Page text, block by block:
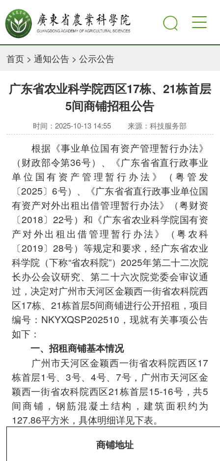
首页 >通知公告 >公示公告
广东省农业科学院西区17栋、21栋首层
5间商铺招租公告
时间：2025-10-13 14:55 来源：科技服务部
根据《事业单位国有资产管理暂行办法》
（财政部令第36号）、《广东省省直行政事业
单位国有资产管理暂行办法》（粤管发
〔2025〕6号）、《广东省省直行政事业单位国
有资产对外出租出借管理暂行办法》（粤财资
〔2018〕22号）和《广东省农业科学院国有资
产对外出租出借管理暂行办法》（粤农科
〔2019〕28号）等规定和要求，经广东省农业
科学院（下称“省农科院”）2025年第二十二次院
长办公会议研究、第二十六次院党委会审议通
过，决定对广州市天河区金颖西一街省农科院西
区17栋、21栋首层5间商铺进行公开招租，项目
编号：NKYXQSP202510，现就有关事项公告
如下：
一、招租商铺基本情况
广州市天河区金颖西一街省农科院西区17
栋首层1号、3号、4号、7号，广州市天河区金
颖西一街省农科院西区21栋首层15-16号，共5
间商铺，钢筋混凝土结构，建筑面积约为
127.86平方米，具体明细详见下表。
商铺地址